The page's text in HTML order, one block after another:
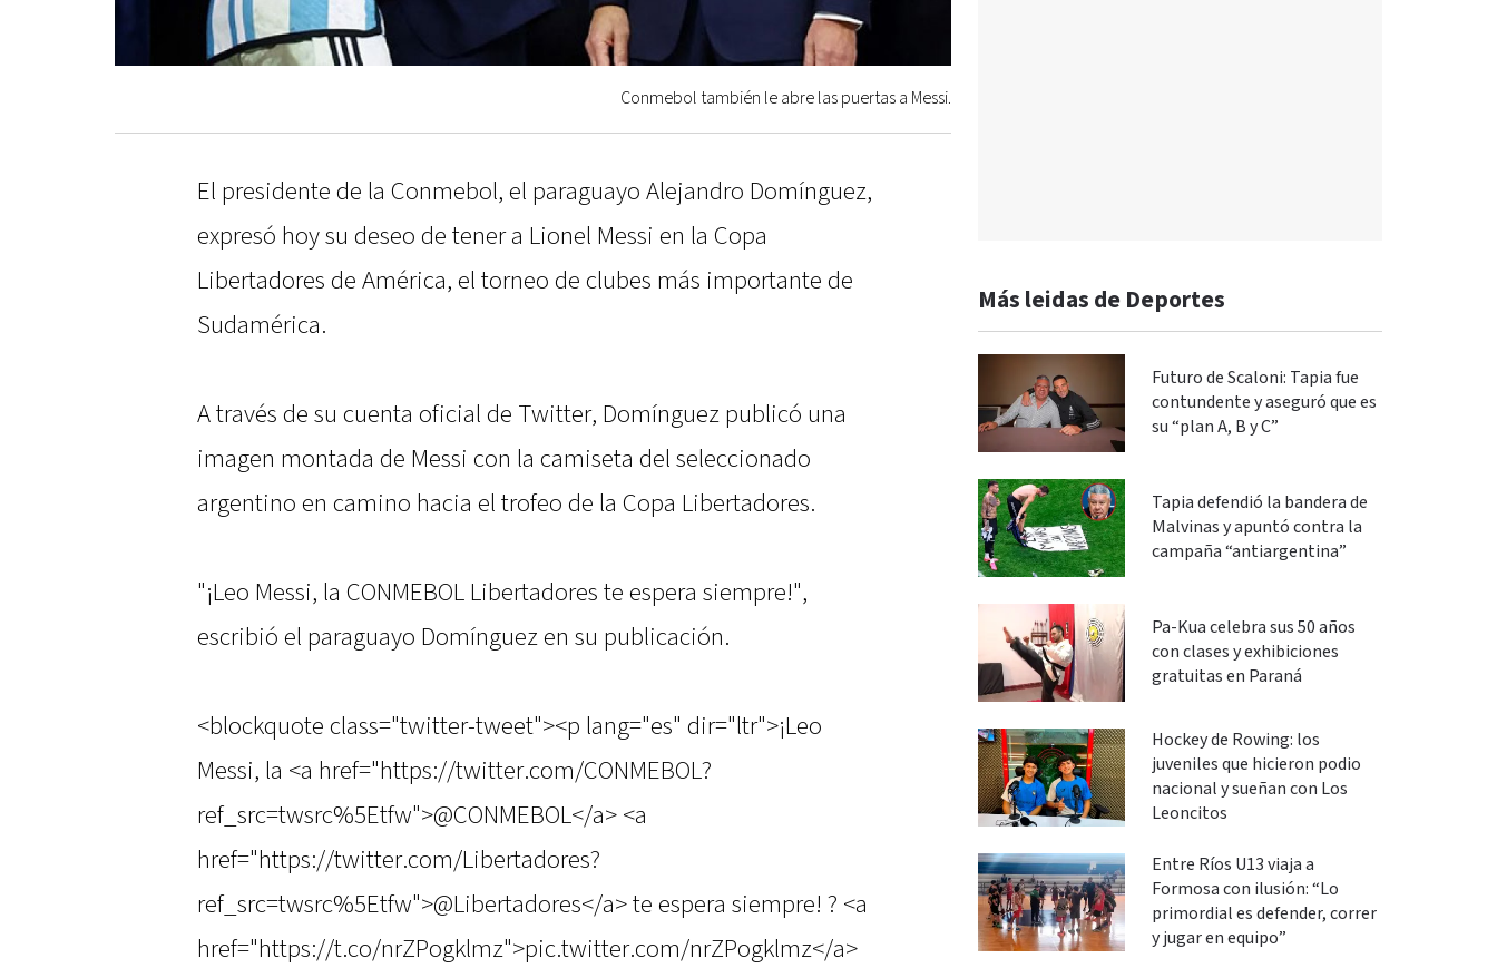
Conmebol también le abre las puertas a Messi.
El presidente de la Conmebol, el paraguayo Alejandro Domínguez,
expresó hoy su deseo de tener a Lionel Messi en la Copa
Libertadores de América, el torneo de clubes más importante de
Sudamérica.
A través de su cuenta oficial de Twitter, Domínguez publicó una
imagen montada de Messi con la camiseta del seleccionado
argentino en camino hacia el trofeo de la Copa Libertadores.
"¡Leo Messi, la CONMEBOL Libertadores te espera siempre!",
escribió el paraguayo Domínguez en su publicación.
<blockquote class="twitter-tweet"><p lang="es" dir="ltr">¡Leo
Messi, la <a href="https://twitter.com/CONMEBOL?
ref_src=twsrc%5Etfw">@CONMEBOL</a> <a
href="https://twitter.com/Libertadores?
ref_src=twsrc%5Etfw">@Libertadores</a> te espera siempre! ? <a
href="https://t.co/nrZPogklmz">pic.twitter.com/nrZPogklmz</a>
Más leidas de Deportes
Futuro de Scaloni: Tapia fue
contundente y aseguró que es
su “plan A, B y C”
Tapia defendió la bandera de
Malvinas y apuntó contra la
campaña “antiargentina”
Pa-Kua celebra sus 50 años
con clases y exhibiciones
gratuitas en Paraná
Hockey de Rowing: los
juveniles que hicieron podio
nacional y sueñan con Los
Leoncitos
Entre Ríos U13 viaja a
Formosa con ilusión: “Lo
primordial es defender, correr
y jugar en equipo”